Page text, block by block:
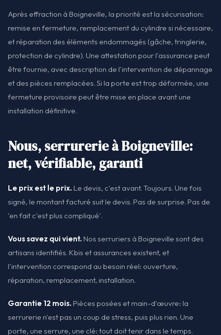
Après effraction à Boigneville, la priorité est la sécurisation:
remise en fermeture, remplacement du cylindre si nécessaire,
et réparation des éléments endommagés (gâche, tringlerie,
protection de cylindre). Une attestation pour l'assurance peut
être fournie, avec description de l'intervention de dépannage
et des pièces remplacées. Si la porte est trop déformée, une
fermeture provisoire peut être mise en place avant une
installation définitive.
Nous, serrurerie à Boigneville:
net, vérifiable, garanti
Le prix est le prix. Le devis, c'est avant. Toujours. Une fois
signé, le montant facturé suit le devis. Pas de surprise. Pas de
'en fait c'est plus compliqué'.
Vous savez qui vient. Nos serruriers à Boigneville sont des
artisans identifiés. Kbis et assurances existent, et
l'intervention correspond au besoin réel: ouverture,
réparation, remplacement, installation.
Garantie 12 mois. Pièces posées et main-d'œuvre: la
serrurerie n'est pas un coup de stress, puis plus rien. Une
porte, une serrure, une clé: tout doit tenir dans le temps.